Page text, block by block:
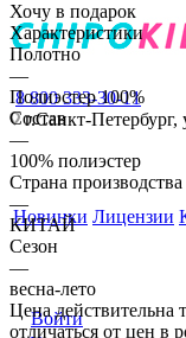
8 800 333-30-11
г.Санкт-
Новинки Лицензии
Войти
Хочу в подарок
Характеристики
Полотно
—
Полиэстер 100%
Состав
—
100% полиэстер
Страна производства
—
КИТАЙ
Сезон
—
весна-лето
Цена действительна
отличаться от цен в